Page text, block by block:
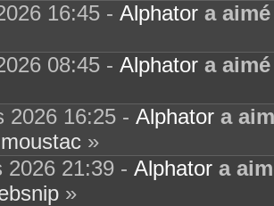
16:45 - Alphator a aimé
08:45 - Alphator a aimé
2026 16:25 - Alphator a
»
2026 21:39 - Alphator a
»